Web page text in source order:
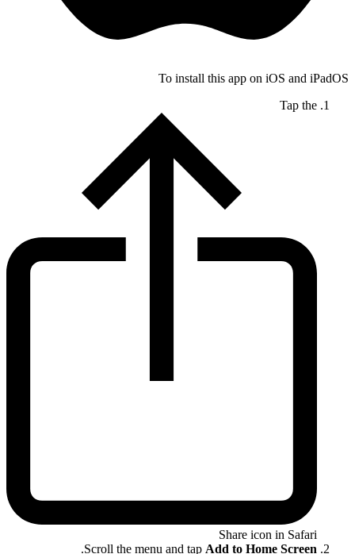
To install this app on iOS and iPadOS
Tap the
Share icon in Safari
Scroll the menu and tap Add to Home Screen
.